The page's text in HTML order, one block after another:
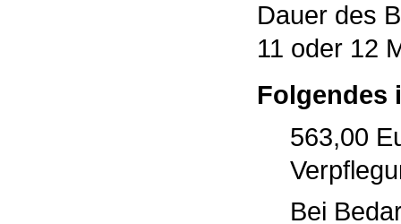
Dauer des
11 oder 12
Folgendes
563,00
Bei